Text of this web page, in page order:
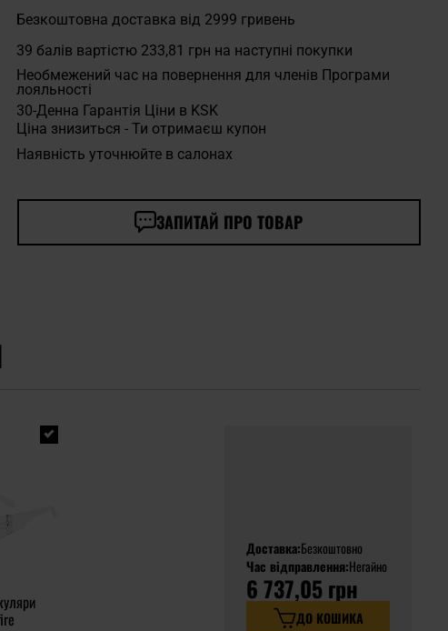
Безкоштовна доставка від 2999 гривень
39 балів вартістю 233,81 грн на наступні покупки
Необмежений час на повернення для членів Програми
лояльності
30-Денна Гарантія Ціни в KSK
Ціна знизиться - Ти отримаєш купон
Наявність уточнюйте в салонах
ЗАПИТАЙ ПРО ТОВАР
Доставка:Безкоштовно
Час відправлення:Негайно
6 737,05 грн
ДО КОШИКА